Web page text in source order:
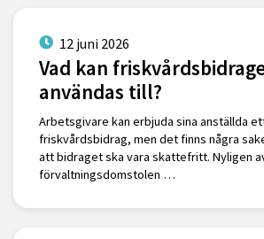
12 juni 2026
Vad kan
användas till?
Arbetsgivare kan erbjuda sina anställda
friskvårdsbidrag, men det finns några
att bidraget ska vara skattefritt. Nyligen
förvaltningsdomstolen …